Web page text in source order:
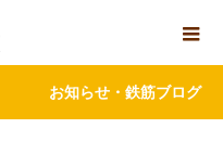
お知らせ・鉄筋ブログ